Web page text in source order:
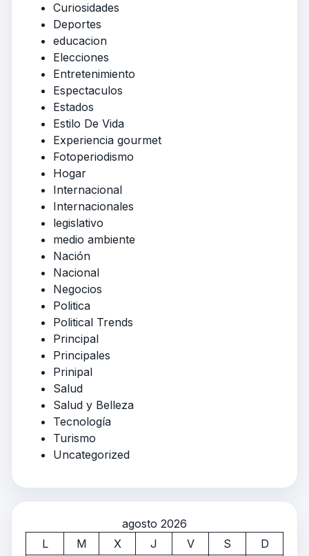
Curiosidades
Deportes
educacion
Elecciones
Entretenimiento
Espectaculos
Estados
Estilo De Vida
Experiencia gourmet
Fotoperiodismo
Hogar
Internacional
Internacionales
legislativo
medio ambiente
Nación
Nacional
Negocios
Politica
Political Trends
Principal
Principales
Prinipal
Salud
Salud y Belleza
Tecnología
Turismo
Uncategorized
agosto 2026
L
M X J V S
D